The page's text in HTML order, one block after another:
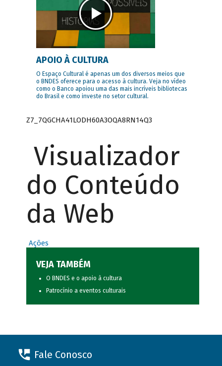
APOIO À CULTURA
O Espaço Cultural é apenas um dos diversos meios que
o BNDES oferece para o acesso à cultura. Veja no vídeo
como o Banco apoiou uma das mais incríveis bibliotecas
do Brasil e como investe no setor cultural.
Z7_7QGCHA41LODH60A3OQA8RN14Q3
Visualizador
do Conteúdo
da Web
Ações
VEJA TAMBÉM
O BNDES e o apoio à cultura
Patrocínio a eventos culturais
Fale Conosco